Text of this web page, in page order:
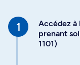
Accédez à
prenant
1101)